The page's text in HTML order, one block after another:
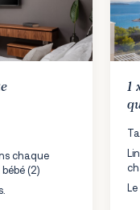
chaque
(2)
1